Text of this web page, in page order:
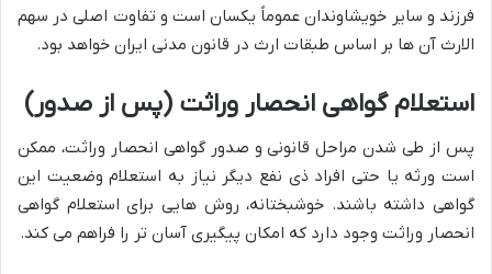
فرزند و سایر خویشاوندان عموماً یکسان است و تفاوت اصلی در سهم
الارث آن ها بر اساس طبقات ارث در قانون مدنی ایران خواهد بود.
استعلام گواهی انحصار وراثت (پس از صدور)
پس از طی شدن مراحل قانونی و صدور گواهی انحصار وراثت، ممکن
است ورثه یا حتی افراد ذی نفع دیگر نیاز به استعلام وضعیت این
گواهی داشته باشند. خوشبختانه، روش هایی برای استعلام گواهی
انحصار وراثت وجود دارد که امکان پیگیری آسان تر را فراهم می کند.